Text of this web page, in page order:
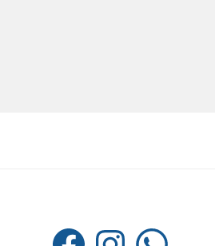
FacebookInstagramWhatsApp